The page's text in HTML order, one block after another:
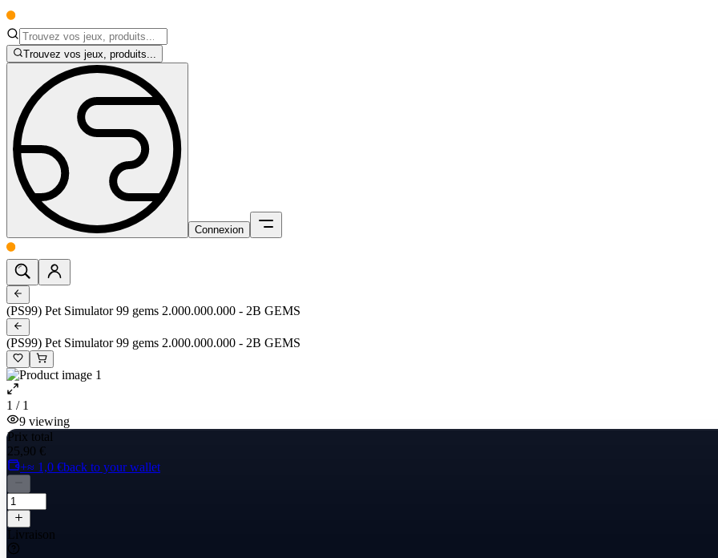
Trouvez vos jeux, produits...
Connexion
(PS99) Pet Simulator 99 gems 2.000.000.000 - 2B GEMS
(PS99) Pet Simulator 99 gems 2.000.000.000 - 2B GEMS
1 / 1
9 viewing
Prix total
25,90 €
+≈ 1,0 €back to your wallet
Livraison